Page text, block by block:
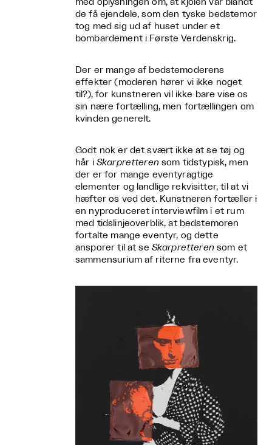
med oplysningen om, at kjolen var blandt
de få ejendele, som den tyske bedstemor
tog med sig ud af huset under et
bombardement i Første Verdenskrig.
Der er mange af bedstemoderens
effekter (moderen hører vi ikke noget
til?), for kunstneren vil ikke bare vise os
sin nære fortælling, men fortællingen om
kvinden generelt.
Godt nok er det svært ikke at se tøj og
hår i Skarpretteren som tidstypisk, men
der er for mange eventyragtige
elementer og landlige rekvisitter, til at vi
hæfter os ved det. Kunstneren fortæller i
en nyproduceret interviewfilm i et rum
med tidslinjeoverblik, at bedstemoren
fortalte mange eventyr, og dette
ansporer til at se Skarpretteren som et
sammensurium af riterne fra eventyr.